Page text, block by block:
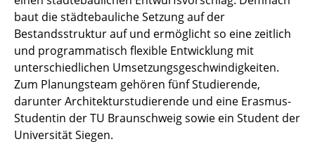
baut die städtebauliche Setzung auf der
Bestandsstruktur auf und ermöglicht so eine zeitlich
und programmatisch flexible Entwicklung mit
unterschiedlichen Umsetzungsgeschwindigkeiten.
Zum Planungsteam gehören fünf Studierende,
darunter Architekturstudierende und eine Erasmus-
Studentin der TU Braunschweig sowie ein Student der
Universität Siegen.